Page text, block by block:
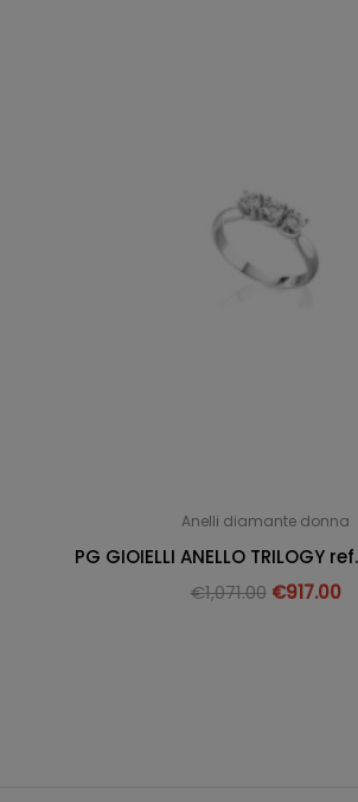
Anelli diamante donna
PG GIOIELLI ANELLO TRILOGY
€1,071.00 €917.00